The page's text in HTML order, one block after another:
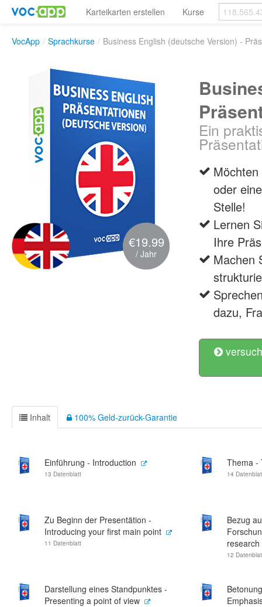
Karteikarten erstellen Kurse
VocApp / Sprachkurse / Business English (deutsche Version) -
€19.99
/ Jahr
Ein
oder
Stelle!
Lernen
Ihre
Machen
dazu,
Inhalt 100% Geld-zurück-Garantie
Einführung - Introduction
13 Datenblatt
Thema -
14
Zu Beginn der Presentätion -
Introducing your first main point
11 Datenblatt
Bezug
research
12
Darstellung eines Standpunktes -
Presenting a point of view